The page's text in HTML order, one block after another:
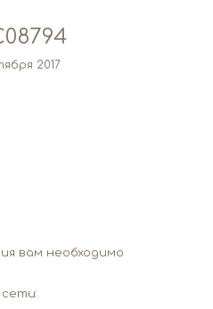
2017
вам необходимо